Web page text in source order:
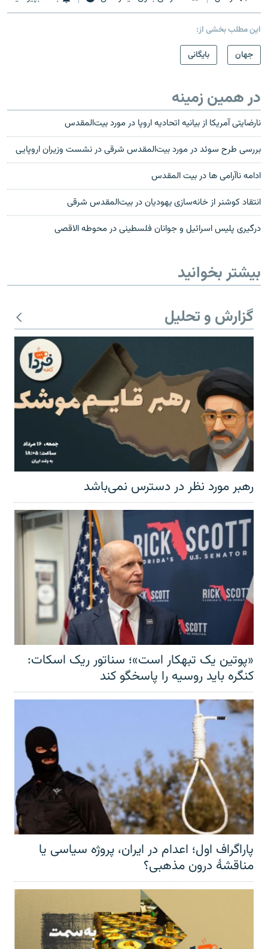
این مطلب بخشی از:
جهان
بایگانی
در همین زمینه
نارضایتی آمریکا از بیانیه اتحادیه اروپا در مورد بیت‌المقدس
بررسی طرح سوئد در مورد بیت‌المقدس شرقی در نشست وزیران اروپایی
ادامه ناآرامی ها در بیت المقدس
انتقاد کوشنر از خانه‌سازی یهودیان در بیت‌المقدس شرقی
درگیری پلیس اسرائیل و جوانان فلسطینی در محوطه الاقصی
بیشتر بخوانید
گزارش و تحلیل
رهبر مورد نظر در دسترس نمی‌باشد
«پوتین یک تبهکار است»؛ سناتور ریک اسکات:
کنگره باید روسیه را پاسخگو کند
پاراگراف اول؛ اعدام در ایران، پروژه سیاسی یا
مناقشهٔ درون مذهبی؟